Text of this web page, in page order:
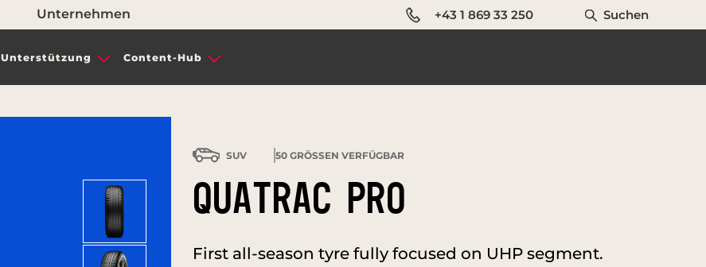
Unternehmen +43 1 869 33 250 Suchen
Unterstützung Content-Hub
SUV 50GRÖSSEN VERFÜGBAR
QUATRAC PRO
First all-season tyre fully focused on UHP segment.